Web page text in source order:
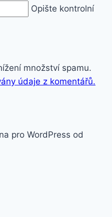
Opište kontrolní
množství spamu.
údaje z komentářů.
pro WordPress od